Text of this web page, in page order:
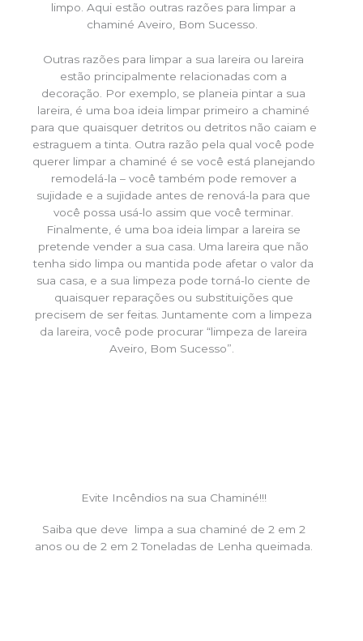
limpo. Aqui estão outras razões para limpar a
chaminé Aveiro, Bom Sucesso.
Outras razões para limpar a sua lareira ou lareira
estão principalmente relacionadas com a
decoração. Por exemplo, se planeia pintar a sua
lareira, é uma boa ideia limpar primeiro a chaminé
para que quaisquer detritos ou detritos não caiam e
estraguem a tinta. Outra razão pela qual você pode
querer limpar a chaminé é se você está planejando
remodelá-la – você também pode remover a
sujidade e a sujidade antes de renová-la para que
você possa usá-lo assim que você terminar.
Finalmente, é uma boa ideia limpar a lareira se
pretende vender a sua casa. Uma lareira que não
tenha sido limpa ou mantida pode afetar o valor da
sua casa, e a sua limpeza pode torná-lo ciente de
quaisquer reparações ou substituições que
precisem de ser feitas. Juntamente com a limpeza
da lareira, você pode procurar “limpeza de lareira
Aveiro, Bom Sucesso”.
Evite Incêndios na sua Chaminé!!!
Saiba que deve limpa a sua chaminé de 2 em 2
anos ou de 2 em 2 Toneladas de Lenha queimada.